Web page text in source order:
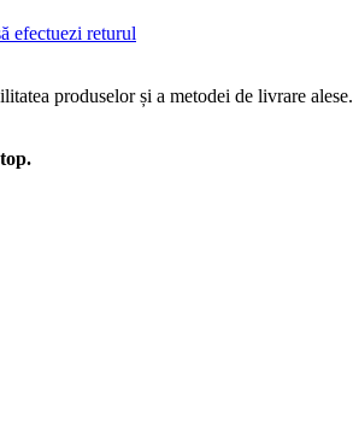
efectuezi returul
produselor și a metodei de livrare alese.